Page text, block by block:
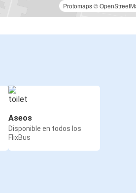
Protomaps©
Aseos
Disponible en todos los
FlixBus